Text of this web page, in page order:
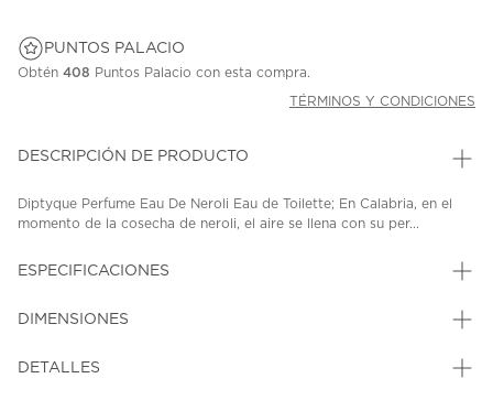
PUNTOS PALACIO
Obtén 408 Puntos Palacio con esta compra.
TÉRMINOS Y CONDICIONES
DESCRIPCIÓN DE PRODUCTO
Diptyque Perfume Eau De Neroli Eau de Toilette; En Calabria, en el
momento de la cosecha de neroli, el aire se llena con su per...
ESPECIFICACIONES
DIMENSIONES
DETALLES